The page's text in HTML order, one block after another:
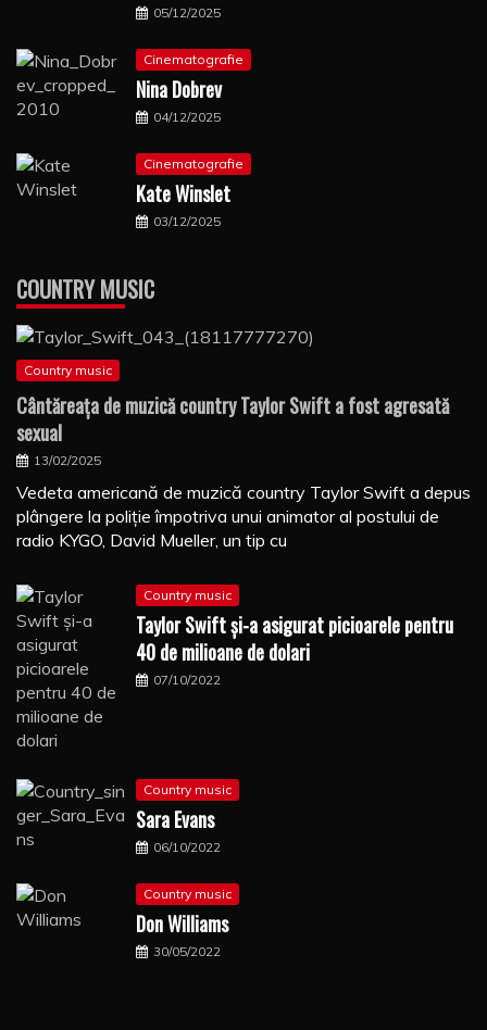
05/12/2025
Cinematografie
Nina Dobrev
04/12/2025
Cinematografie
Kate Winslet
03/12/2025
COUNTRY MUSIC
Country music
Cântăreaţa de muzică country Taylor Swift a fost agresată
sexual
13/02/2025
Vedeta americană de muzică country Taylor Swift a depus
plângere la poliţie împotriva unui animator al postului de
radio KYGO, David Mueller, un tip cu
Country music
Taylor Swift şi-a asigurat picioarele pentru
40 de milioane de dolari
07/10/2022
Country music
Sara Evans
06/10/2022
Country music
Don Williams
30/05/2022